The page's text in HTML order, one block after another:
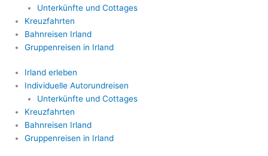
Unterkünfte und Cottages
Kreuzfahrten
Bahnreisen Irland
Gruppenreisen in Irland
Irland erleben
Individuelle Autorundreisen
Unterkünfte und Cottages
Kreuzfahrten
Bahnreisen Irland
Gruppenreisen in Irland